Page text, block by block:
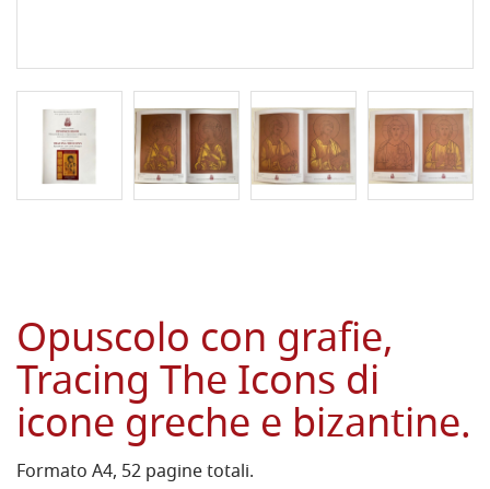
Opuscolo con grafie,
Tracing The Icons di
icone greche e bizantine.
Formato A4, 52 pagine totali.